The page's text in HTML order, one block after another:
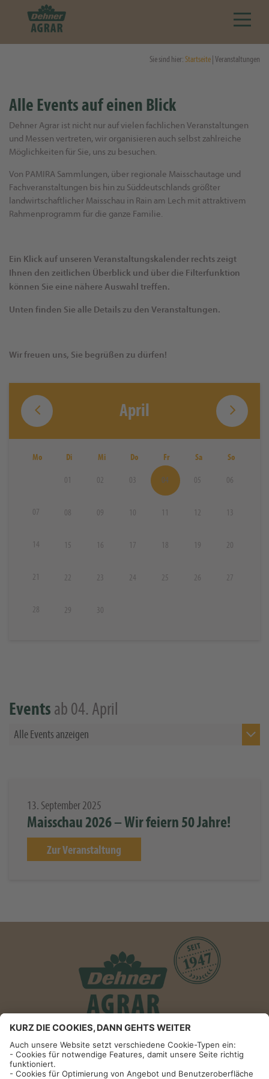
Sie sind hier:Startseite | Veranstaltungen
Alle Events auf einen Blick
Dehner Agrar ist nicht nur auf vielen fachlichen Veranstaltungen
und Messen vertreten, wir organisieren auch selbst zahlreiche
Möglichkeiten für Sie, uns zu besuchen.
Von PAMIRA Sammlungen, über regionale Maisschautage und
Fachveranstaltungen bis hin zu Süddeutschlands größter
landwirtschaftlicher Maisschau in Rain am Lech mit attraktivem
Rahmenprogramm für die ganze Familie.
Ein Klick auf unseren Veranstaltungskalender rechts zeigt
Ihnen den zeitlichen Überblick und über die Filterfunktion
können Sie eine nähere Auswahl treffen.
Unten finden Sie alle Details zu den Veranstaltungen.
Wir freuen uns, Sie begrüßen zu dürfen!
April
Mo Di Mi Do Fr Sa So
01 02 03 04 05 06
07 08 09 10 11 12 13
14 15 16 17 18 19 20
21 22 23 24 25 26 27
28 29 30
Events ab 04. April
Alle Events anzeigen
13. September 2025
Maisschau 2026 – Wir feiern 50 Jahre!
Zur Veranstaltung